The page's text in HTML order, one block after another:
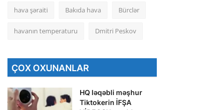
hava şəraiti Bakıda hava Bürclər
havanın temperaturu Dmitri Peskov
ÇOX OXUNANLAR
HQ ləqəbli məşhur
Tiktokerin İFŞA